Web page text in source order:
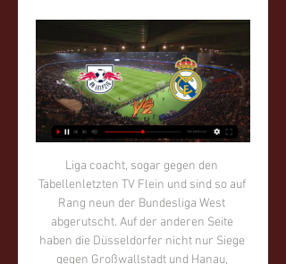
Liga coacht, sogar gegen den Tabellenletzten TV Flein und sind so auf Rang neun der Bundesliga West abgerutscht. Auf der anderen Seite haben die Düsseldorfer nicht nur Siege gegen Großwallstadt und Hanau, sondern vor allem auch gegen den VfL aufzuweisen. Wir müssen was gut machen , hat Leszek Hoft die Niederlage im Hinspiel nicht vergessen.

Livestream KAA GENT - SAINT ETIENNE 19.09.2019 EUROPA LEAGUE Live Stream KAA GENT - SAINT ETIENNE EUROPA LEAGUE Heute das Spiel KAA GENT gegen SAINT ETIENNE im Programm EUROPA LEAGUE. Wollen Sie im einen Livestream KAA GENT - SAINT ETIENNE

Die U18-Nationalmannschaft der Herren spielt vom 26. Juli bis 4. August in Oradea, Rumänien und wurde mit den folgenden Teams in die Gruppe A versetzt : Polen Estland Belgien Rumänien Bulgarien Die U16-Nationalmannschaft der Herren spielt vom 8. bis 17. August in Podgorica, Montenegro und wurde mit den folgenden Teams in die Gruppe C versetzt :

Die Shambolic Shrinks sind keine weitere Rockband, die man nach zwei Liedern wieder vergessen hat. Die fünf Jungs aus Zürich haben sich 2015 gefunden und beschreiten seither gemeinsam einen unkonventionellen, eigenen Weg in die Geschichtsbücher des Rock'n'Roll.

RB Leipzig gegen Real Madrid im streaming vor 10 Stunden — RB Leipzig gegen Real Madrid im streaming Sportkommunikation in digitalen Medien: Vielfalt, 13/02/2024 1. Achtelfinale: Anpfiff des Spiels ...

Steuerberatung Buchhaltung Personalverrechnung Firmengründung Erstberatung Ingrid Kröpfl. Ingrid Kröpfl Wirtschaftstreuhänder & Steuerberater Kirschentheuer 98 A-9162 Strau

Ergebnis der Wett-Tipps Augsburger Panther - Iserlohn Roosters & Spiel Details Wett-Ergebnis zu den Sportwetten Tipps vom System der Spielpaarung Augsburger Panther - Iserlohn Roosters mit Tipp Details der Partie und Statistiken zur Auswertung dieses Eishockey Wett-Tipps vom 08.12.2017.

Streaming hat unsere (Fern)seh-Gewohnheiten verändert. Wir müssen nicht mehr auf die Primetime warten, um bei einem Sender die Lieblingssendung einzuschalten. Dank der Verfügbarkeit von Filmen und Serien übers Internet können wir gucken, was, wann und wo wir wollen. Schließlich ist man beim Streamen nicht mehr aufs TV-Gerät angewiesen.

Ergebnisse 13.Herrnburger Heidecup 2014 E 2/3-Jugend am 28.06.2014 7 14 TuS Lübeck Teilnehmende Mannschaften Gruppe A Gruppe B SC Buntekuh TSV Schlutup

Elke Riemenschneider, Geschäftsführerin des Linzer Traditionsunternehmens „Feinkost Riemenschneider“, wurde für eine weitere Funktionsperiode von fünf Jahren als Bezirksvorsitzende von Frau in der Wirtschaft bestätigt. Der in Urfahr ansässige Familienbetrieb hat sich auf die Produktion

Vorhersagen und Statistiken des Fußballspiels Degerfors - Halmstads von Schweden Superettan der 07/04/2018. Auch erhältlich alle Vorhersagen des Ligatages Schweden Superettan

Im Spitzenspiel feierte Jesenice einen 6:4-Derbysieg über Ljubljana und übernahm damit wieder die Tabellenspitze. Asiago kletterte mit einem Kantersieg über Schlusslicht EC-KAC II auf den dritten Rang. Für den einzigen Auswärtssieg sorgte der HC Pustertal in Feldkirch.

RB Leipzig – Real Madrid heute im TV: Champions vor 3 Stunden — Der Super-Stürmer musste gegen Girona angeschlagen ausgewechselt werden. RB Leipzig gegen Real Madrid GRATIS im TV und Stream. Das Champions ...

Für die Handballer der MT Melsungen steht im Kampf um die Europapokal-Plätze eine Pflichtaufgabe an. Vor heimischer Kulisse wartet am Donnerstag (19 Uhr) der Tabellen-13. aus Hannover- Burgdorf.

HELP: Du befindest dich auf Thüringer HC F Ergebnisse im Handball/Deutschland Bereich. FlashScore.de bietet dir Thüringer HC F Livescores, Spielpaarungen, Tabellen und Spielinformationen. Neben Thüringer HC F Ergebnissen kannst du mehr als 5000 Wettbewerben aus 30+ Sportarten weltweit auf FlashScore.de verfolgen. Thüringer HC F Ergebnisse.

Wer zeigt RB Leipzig gegen Real Madrid in Livestream vor 7 Stunden — Amazon Prime Video zeigt jeden Dienstag eine Partie. In dieser Woche übertrag der Streaming-Dienst die Partie RB Leipzig gegen Real Madrid. Alle ...

Zumindest für einen österreichischen Teamspieler hat das 3:1 in der EM-Qualifikation im Wiener Happel-Stadion gegen Israel besonders süß geschmeckt. Aleksandar Dragovic verspürte nach dem Schlusspfiff am Donnerstag eine spezielle Genugtuung, nachdem sich Markus Rogan, der Mentalcoach der Gäste, im vergangenen Duell der beiden.

Leipzig gegen Real Madrid im live tv stream RB Leipzig gegen vor 4 Stunden — Leipzig gegen Real Madrid im live tv stream RB Leipzig gegen Real Madrid Übertragung heute 13.02.2024 Livestream-TV vor 16 Stunden — RB ...

Leipzig gegen Real Madrid im Live-Stream RB Leipzig vor 8 Stunden — vor 18 Stunden — Der Streamingdienst Amazon Prime Video besitzt die exklusiven Übertragungsrechte für das Spiel Leipzig gegen Real.

in die Glieder kriecht. Dieses vermaledeite Land saugt uns das Leben aus, wie die elenden Mücken unser Blut …“ Vor ihrem geistigen Auge wurden Erinnerungen lebendig, Erinnerun-gen an die gewaltige Flotte, mit der sie aufgebrochen waren, Erinnerungen an schier unzählige Schlachten, die sie ausgefochten hatten, an die unsäg-

HSC 2000 Coburg - HSG Krefeld - nix zu holen für Krefeld DJK Rimpar Wölfe - HC Elbflorenz 2006 - das sollten sie packen. ThSV Eisenach - ASV Hamm-Westfalen - Hamm einfach stärker TV Emsdetten - TSV Bayer Dormagen - hmm.. HSV Hamburg - TV 05/07 Hüttenberg - kann in beide Richtungen gehen. Der HSV sehr unerfahren, aber mit Potential.

MrLumpy&Friends Group - Mr Lumpy & Friends vor 10 Stunden — [HEUTE@@@]] Leipzig gegen Real Madrid im stream Es geht weiter! So kannst du RB Leipzig gegen Real 13.02.2024 vor 19 Stunden — Eine fast ...

DAS ERFOLGS-FUNDAMENT: UNSER QUALITÄTSANSPRUCH. Wer sich für unsere Produkte entscheidet, kauft A-Qualität Made in Germany. Weil wir in Deutschland fertigen, entsprechen unsere Fenster und Türen auch deutschen Qualitätsstandards.

FIFA Ultimate Team™ (FUT) ist der beliebteste Spielmodus in FIFA 19 und wird täglich von Millionen von Spielern aus aller Welt gespielt. In FUT kannst du dein FIFA-Traumteam komplett nach deinen Wünschen zusammenstellen und mit ihm in diversen Einzelspieler- und Online-Modi antreten.

Nächstes Fest in Lausanne. Das Budget des diesjährigen Eidgenössischen Turnfestes beträgt 20 Millionen Franken. Das «Eidgenössische» findet alle sechs Jahre statt - in Aarau letztmals 1972. Das nächste Turnfest geht im Jahr 2025 in Lausanne über die Bühne. (leo/sda)

Die ZSC Lions starten in Lugano perfekt in den Playoff-Final. 1:0 besiegen die weitgehend souveränen Stadtzürcher den zu lange ideenlosen Herausforderer.. Sie leben vom Einfluss von Topskorer Maxim Lapierre und von Torproduktion von Gregory Hofmann.

RB Leipzig gegen Real Madrid HEUTE LIVE: Alle Infos zur vor 2 Stunden — Das Achtelfinale-Hinspiel zwischen RB Leipzig und Real Madrid wird am Dienstag ab 21:00 Uhr beim Streamingdienst Amazon Prime Video übertragen. Sebastian ...

RB Leipzig gegen Real Madrid im stream Hier läuft vor 1 Stunde — vor 2 Stunden — RB Leipzig gegen Real Madrid - Champions League-Achtelfinale heute live im Stream Die Champions-League geht in die heiße ...

Nach der Insolvenz des FC Tirol Innsbruck formierte sich 2002 eine Gruppe Innsbrucker Fußballanhänger, um dem FC Wacker Innsbruck neues Leben einzuhauchen. Unter dem Namen Fußballclub Wacker Innsbruck – Abkürzung: FC Wacker Innsbruck wurde ein Verein in das Vereinsregister eingetragen.

Yverdon Sport FC vs FC Stade Nyonnais in der Promotion League. Vorschau, Statistiken & Quoten bei uns. Probiere das neue bettingexpert. Unser Ziel ist es, Online-Betting besser zu machen und die Buchmacher herauszufordern. Ach ja, und außerdem helfen wir dir, erfolgreicher zu wetten.

HINWEIS: In diesem Thread soll es ausschließlich um das Spiel VfL Wolfsburg - Borussia Dortmund gehen. Bitte achtet auf einen angemessenen Umgangston und …

BULLS Basketball, Kapfenberg Video June 27, 2018, 4:00am. Videos by BULLS Basketball in Kapfenberg. Die Kapfenberg Bulls sind der Basketball Leuchtturm Österreichs mit internationaler Strahlkraft . Unsere Jungs polieren den Pokal bereits für die Meisterfeier am Freitag!

10 Florian Toplitsch Geboren: 07.09.1991, 28 Jahre Größe: 173cm Gewicht: 69kg Fuß: Beide Nationalität: Position: Mittelfeld BL-Debüt am 17.08.2019 aktueller Verein:

Die Meisterschaftsspiele der Saison 2019/20, so wie sie sich aus der bei der Landesvorstandssitzung am 2.7.2019 durchgeführten Auslosung ergeben haben, sind online.

HC Neumarkt Riwega – EC „Die Adler“ Stadtwerke Kitzbühel Der HC Neumarkt Riwega startet die Qualifikationsrunde B mit vier Bonuspunkten und somit mit der zweitbesten Ausgangsposition. Als ersten Gegner empfangen die Wildgänse am Mittwoch den EC „Die Adler“ Stadtwerke Kitzbühel.

Wenn ein Tabellen-Sechzehnter gegen einen Tabellen-Vierzehnten der Fußball-Bundesliga spielt, darf nicht allzu viel erwartet werden. Beim 1:1 zwischen Mainz 05 und dem VfL Wolfsburg nach Toren.

Wir Jungs aus der TVG Junioren Akademie haben alle das gleiche Ziel: wir wollen uns weiterentwickeln – handballerisch wie menschlich. Von klein an sind wir mit dem kleinen runden Lederball durch die …

Endstand Mainz 05 – Bayer Leverkusen 2:0 Der Sieg für Mainz war insgesamt verdient. Das war das Mainz der letzten Saison, dass sich die Punkte per Fleißkärtchen verdiente, während bei Bayer eher die fehlende Potenz im Offensivspiel auffällig war.

RB Leipzig vs. Real Madrid heute live im Free-TV vor 9 Stunden — Gefragt ist unter anderem RB Leipzig gegen Hochkaräter Real Madrid. Wer das Duell im TV und Livestream zeigt, erfahrt Ihr hier.

Die Plastikproblematik ist derzeit in aller Munde und auch wir versuchen unseren Beitrag zu einer plastikfreieren Welt beizutragen. Wo sich Einwegprodukte nicht vermeiden lassen, setzen wir auf biologisch abbaubare Alternativen aus Palmblättern und Kokosfasern.

„Knack-Frisch“ durch den Tag Das Ziel unseres Angebotes ist die Gesundheitsförderung bei Grundschulkindern. Knack-Frisch bedeutet: Bewegung